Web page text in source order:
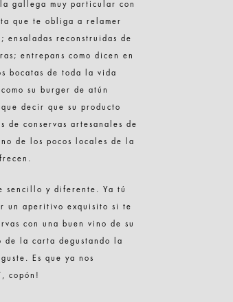
gallega muy particular con
que te obliga a relamer
ensaladas reconstruidas de
entrepans como dicen en
bocatas de toda la vida
su burger de atún
decir que su producto
de conservas artesanales de
de los pocos locales de la
sencillo y diferente. Ya tú
un aperitivo exquisito si te
con una buen vino de su
de la carta degustando la
Es que ya nos
copón!